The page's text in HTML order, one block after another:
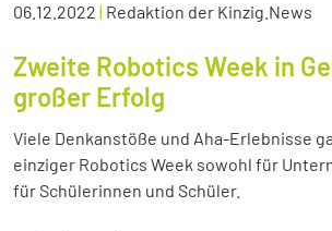
06.12.2022 | Redaktion der Kinzig.News
Zweite Robotics Week in
großer Erfolg
Viele Denkanstöße und Aha-Erlebnisse
einziger Robotics Week sowohl für
für Schülerinnen und Schüler.